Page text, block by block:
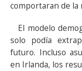
comportaran de la
El modelo
solo podía
futuro. Incluso
en Irlanda, los